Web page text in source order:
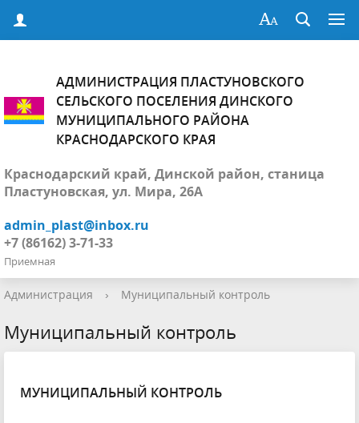
АДМИНИСТРАЦИЯ ПЛАСТУНОВСКОГО
СЕЛЬСКОГО ПОСЕЛЕНИЯ ДИНСКОГО
МУНИЦИПАЛЬНОГО РАЙОНА
КРАСНОДАРСКОГО КРАЯ
Краснодарский край, Динской район, станица
Пластуновская, ул. Мира, 26А
admin_plast@inbox.ru
+7 (86162) 3-71-33
Приемная
Администрация › Муниципальный контроль
Муниципальный контроль
МУНИЦИПАЛЬНЫЙ КОНТРОЛЬ